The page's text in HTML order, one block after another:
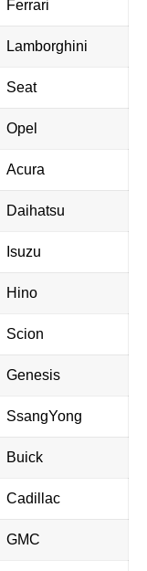
Ferrari
Lamborghini
Seat
Opel
Acura
Daihatsu
Isuzu
Hino
Scion
Genesis
SsangYong
Buick
Cadillac
GMC